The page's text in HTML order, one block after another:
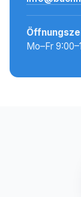
Mo–Fr